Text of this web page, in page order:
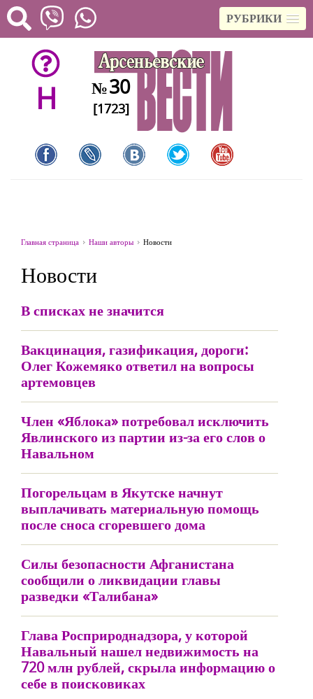
РУБРИКИ
H №30
[1723]
Главная страница Наши авторы Новости
Новости
В списках не значится
Вакцинация, газификация, дороги:
Олег Кожемяко ответил на вопросы
артемовцев
Член «Яблока» потребовал исключить
Явлинского из партии из-за его слов о
Навальном
Погорельцам в Якутске начнут
выплачивать материальную помощь
после сноса сгоревшего дома
Силы безопасности Афганистана
сообщили о ликвидации главы
разведки «Талибана»
Глава Росприроднадзора, у которой
Навальный нашел недвижимость на
720 млн рублей, скрыла информацию о
себе в поисковиках